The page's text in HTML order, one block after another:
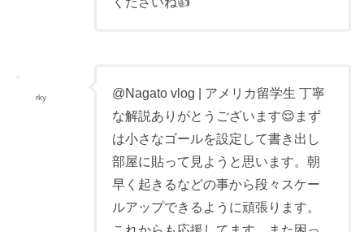
rky
@Nagato vlog | アメリカ留学生 丁寧
な解説ありがとうございます😌まず
は小さなゴールを設定して書き出し
部屋に貼って見ようと思います。朝
早く起きるなどの事から段々スケー
ルアップできるように頑張ります。